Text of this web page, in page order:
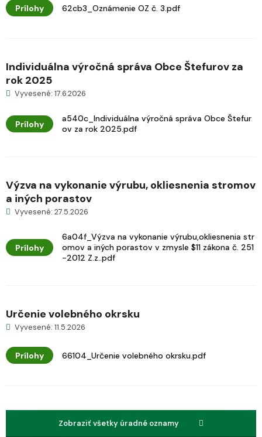
Prílohy 62cb3_Oznámenie OZ č. 3.pdf
Individuálna výročná správa Obce Štefurov za
rok 2025
Vyvesené: 17.6.2026
Prílohy
a540c_Individuálna výročná správa Obce Štefur
ov za rok 2025.pdf
Výzva na vykonanie výrubu, okliesnenia stromov
a iných porastov
Vyvesené: 27.5.2026
Prílohy
6a04f_Výzva na vykonanie výrubu,okliesnenia str
omov a iných porastov v zmysle $11 zákona č. 251
-2012 Z.z..pdf
Určenie volebného okrsku
Vyvesené: 11.5.2026
Prílohy 66104_Určenie volebného okrsku.pdf
Zobraziť všetky úradné oznamy